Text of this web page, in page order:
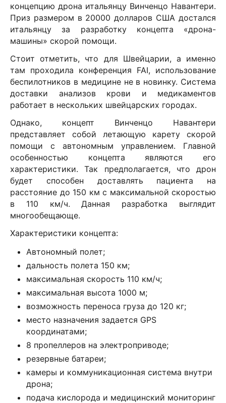
концепцию дрона итальянцу Винченцо Навантери.
Приз размером в 20000 долларов США достался
итальянцу за разработку концепта «дрона-
машины» скорой помощи.
Стоит отметить, что для Швейцарии, а именно
там проходила конференция FAI, использование
беспилотников в медицине не в новинку. Система
доставки анализов крови и медикаментов
работает в нескольких швейцарских городах.
Однако, концепт Винченцо Навантери
представляет собой летающую карету скорой
помощи с автономным управлением. Главной
особенностью концепта являются его
характеристики. Так предполагается, что дрон
будет способен доставлять пациента на
расстояние до 150 км с максимальной скоростью
в 110 км/ч. Данная разработка выглядит
многообещающе.
Характеристики концепта:
Автономный полет;
дальность полета 150 км;
максимальная скорость 110 км/ч;
максимальная высота 1000 м;
возможность переноса груза до 120 кг;
место назначения задается GPS
координатами;
8 пропеллеров на электроприводе;
резервные батареи;
камеры и коммуникационная система внутри
дрона;
подача кислорода и медицинский мониторинг